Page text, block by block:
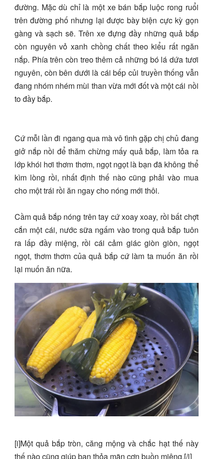
đường. Mặc dù chỉ là một xe bán bắp luộc rong ruổi
trên đường phố nhưng lại được bày biện cực kỳ gọn
gàng và sạch sẽ. Trên xe đựng đầy những quả bắp
còn nguyên vỏ xanh chồng chất theo kiểu rất ngăn
nắp. Phía trên còn treo thêm cả những bó lá dứa tươi
nguyên, còn bên dưới là cái bếp củi truyền thống vẫn
đang nhóm nhém mùi than vừa mới đốt và một cái nồi
to đầy bắp.
Cứ mỗi lần đi ngang qua mà vô tình gặp chị chủ đang
giở nắp nồi để thăm chừng mấy quả bắp, làm tỏa ra
lớp khói hơi thơm thơm, ngọt ngọt là bạn đã không thể
kìm lòng rồi, nhất định thế nào cũng phải vào mua
cho một trái rồi ăn ngay cho nóng mới thôi.
Cầm quả bắp nóng trên tay cứ xoay xoay, rồi bất chợt
cắn một cái, nước sữa ngấm vào trong quả bắp tuôn
ra lấp đầy miệng, rồi cái cảm giác giòn giòn, ngọt
ngọt, thơm thơm của quả bắp cứ làm ta muốn ăn rồi
lại muốn ăn nữa.
[i]Một quả bắp tròn, căng mộng và chắc hạt thế này
thế nào cũng giúp bạn thỏa mãn cơn buồn miệng.[/i]